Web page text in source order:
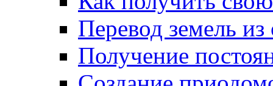
Перевод земель
Получение